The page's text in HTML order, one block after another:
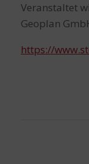
Veranstaltet
Geoplan
https://